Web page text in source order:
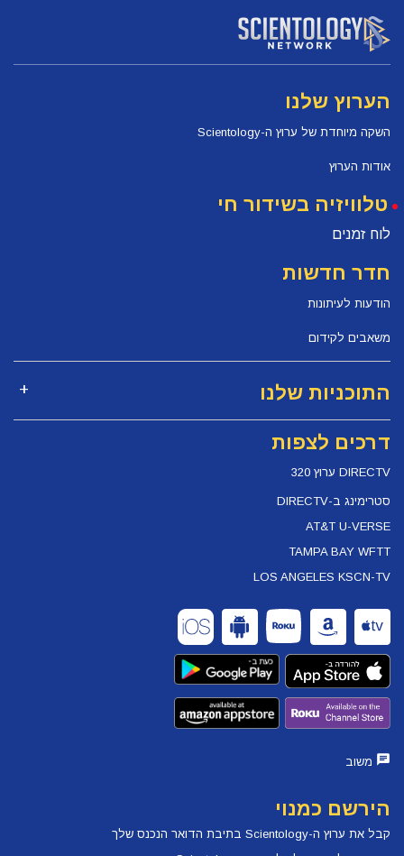
הערוץ שלנו
השקה מיוחדת של ערוץ ה-Scientology
אודות הערוץ
טלוויזיה בשידור חי
לוח זמנים
חדר חדשות
הודעות לעיתונות
משאבים לקידום
התוכניות שלנו
דרכים לצפות
DIRECTV ערוץ 320
סטרימינג ב-DIRECTV
AT&T U-VERSE
TAMPA BAY WFTT
LOS ANGELES KSCN-TV
משוב
הירשם כמנוי
קבל את ערוץ ה-Scientology בתיבת הדואר הנכנס שלך